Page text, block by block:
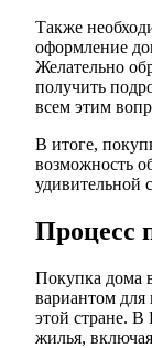
Также
оформление
Желательно
получить
всем этим
В итоге,
возможность
удивительной
Процесс
Покупка дома
вариантом
этой стране. В
жилья,